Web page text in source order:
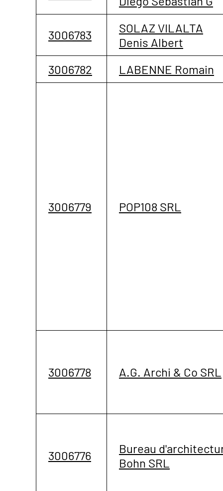
3006783
SOLAZ VILALTA
Denis Albert
3006782
LABENNE Romain
3006779 POP108 SRL
3006778 A.G. Archi & Co SRL
3006776
Bureau
Bohn SRL